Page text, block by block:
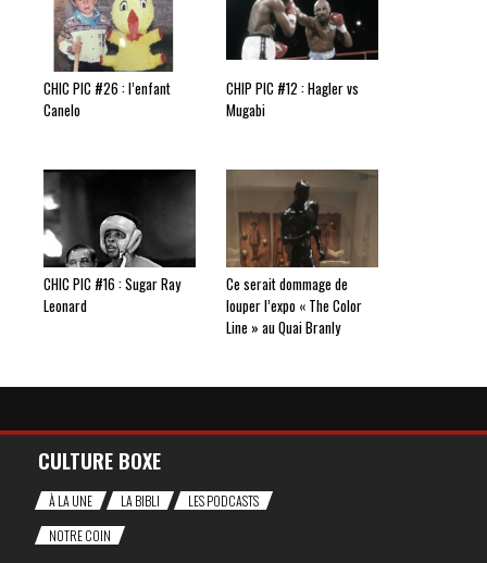
CHIC PIC #26 : l’enfant
Canelo
CHIP PIC #12 : Hagler vs
Mugabi
CHIC PIC #16 : Sugar Ray
Leonard
Ce serait dommage de
louper l’expo « The Color
Line » au Quai Branly
CULTURE BOXE
À LA UNE LA BIBLI
LES PODCASTS
NOTRE COIN